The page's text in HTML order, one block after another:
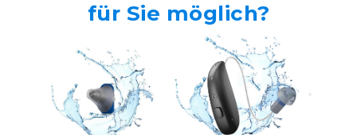
für Sie möglich?